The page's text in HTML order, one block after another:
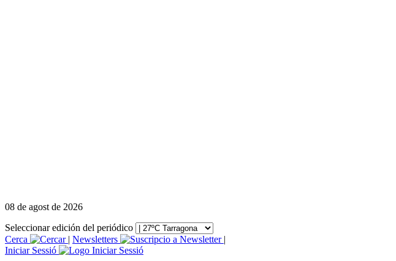
08 de agost de 2026
Seleccionar edición del periódico
Cerca
| Newsletters
|
Iniciar Sessió